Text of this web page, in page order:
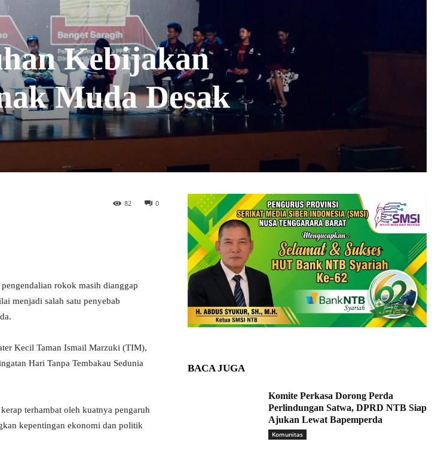
Kebijakan
Muda Desak
0
82
rokok masih dianggap
menjadi salah satu penyebab
Kecil Taman Ismail Marzuki (TIM),
Hari Tanpa Tembakau Sedunia
terhambat oleh kuatnya pengaruh
kepentingan ekonomi dan politik
BACA JUGA
Komite Perkasa Dorong Perda
Perlindungan Satwa, DPRD NTB Siap
Ajukan Lewat Bapemperda
Komunitas